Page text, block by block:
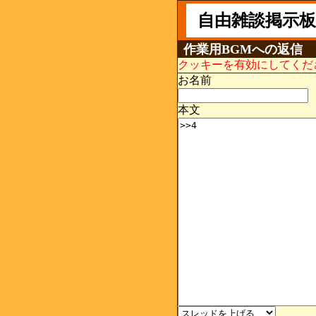
自由雑談掲示板
作業用BGMへの返信
クッキーを有効にしてくだ
お名前
本文